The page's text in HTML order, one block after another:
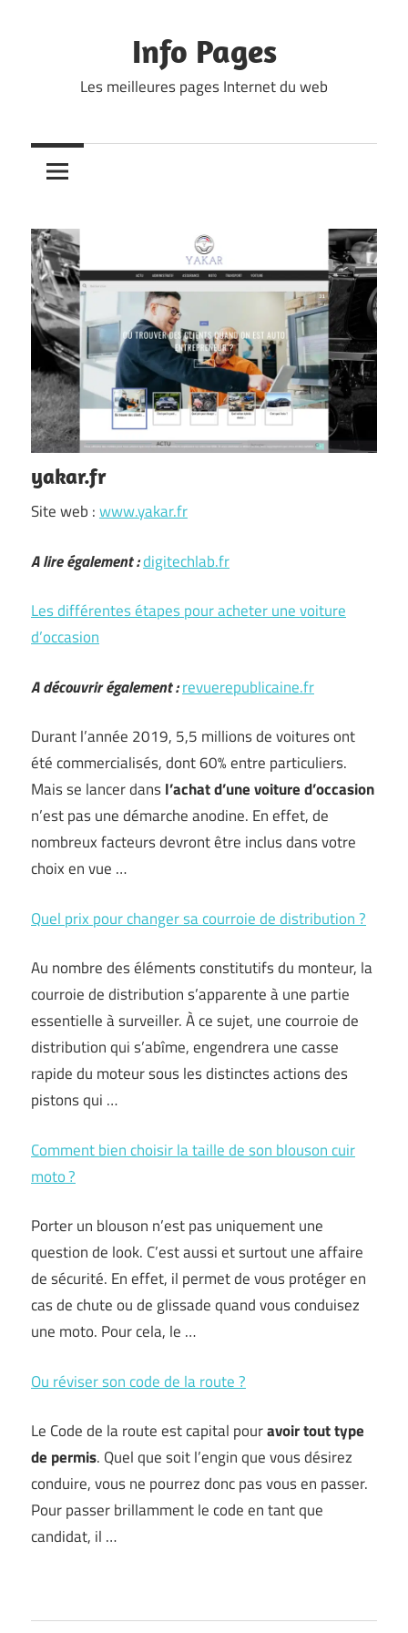
Info Pages
Les meilleures pages Internet du web
yakar.fr
Site web :www.yakar.fr
A lire également :digitechlab.fr
Les différentes étapes pour acheter une voiture
d’occasion
A découvrir également :revuerepublicaine.fr
Durant l’année 2019, 5,5 millions de voitures ont
été commercialisés, dont 60% entre particuliers.
Mais se lancer dansl’achat d’une voiture d’occasion
n’est pas une démarche anodine. En effet, de
nombreux facteurs devront être inclus dans votre
choix en vue …
Quel prix pour changer sa courroie de distribution ?
Au nombre des éléments constitutifs du monteur, la
courroie de distribution s’apparente à une partie
essentielle à surveiller. À ce sujet, une courroie de
distribution qui s’abîme, engendrera une casse
rapide du moteur sous les distinctes actions des
pistons qui …
Comment bien choisir la taille de son blouson cuir
moto ?
Porter un blouson n’est pas uniquement une
question de look. C’est aussi et surtout une affaire
de sécurité. En effet, il permet de vous protéger en
cas de chute ou de glissade quand vous conduisez
une moto. Pour cela, le …
Ou réviser son code de la route ?
Le Code de la route est capital pouravoir tout type
de permis. Quel que soit l’engin que vous désirez
conduire, vous ne pourrez donc pas vous en passer.
Pour passer brillamment le code en tant que
candidat, il …